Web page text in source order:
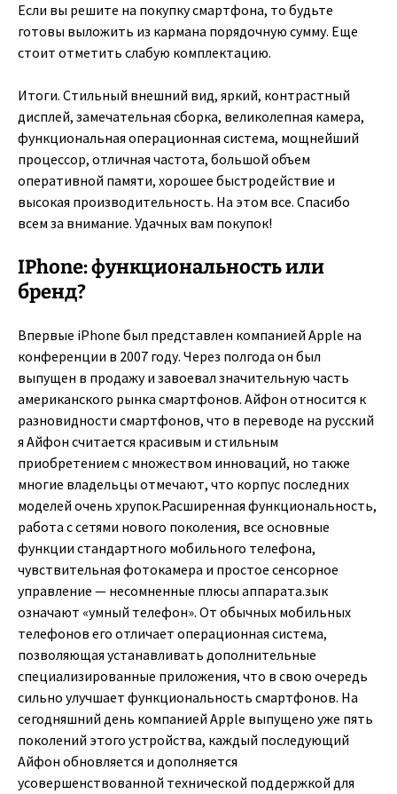
Если вы решите на покупку смартфона, то будьте
готовы выложить из кармана порядочную сумму. Еще
стоит отметить слабую комплектацию.
Итоги. Стильный внешний вид, яркий, контрастный
дисплей, замечательная сборка, великолепная камера,
функциональная операционная система, мощнейший
процессор, отличная частота, большой объем
оперативной памяти, хорошее быстродействие и
высокая производительность. На этом все. Спасибо
всем за внимание. Удачных вам покупок!
IPhone: функциональность или
бренд?
Впервые iPhone был представлен компанией Apple на
конференции в 2007 году. Через полгода он был
выпущен в продажу и завоевал значительную часть
американского рынка смартфонов. Айфон относится к
разновидности смартфонов, что в переводе на русский
я Айфон считается красивым и стильным
приобретением с множеством инноваций, но также
многие владельцы отмечают, что корпус последних
моделей очень хрупок.Расширенная функциональность,
работа с сетями нового поколения, все основные
функции стандартного мобильного телефона,
чувствительная фотокамера и простое сенсорное
управление — несомненные плюсы аппарата.зык
означают «умный телефон». От обычных мобильных
телефонов его отличает операционная система,
позволяющая устанавливать дополнительные
специализированные приложения, что в свою очередь
сильно улучшает функциональность смартфонов. На
сегодняшний день компанией Apple выпущено уже пять
поколений этого устройства, каждый последующий
Айфон обновляется и дополняется
усовершенствованной технической поддержкой для